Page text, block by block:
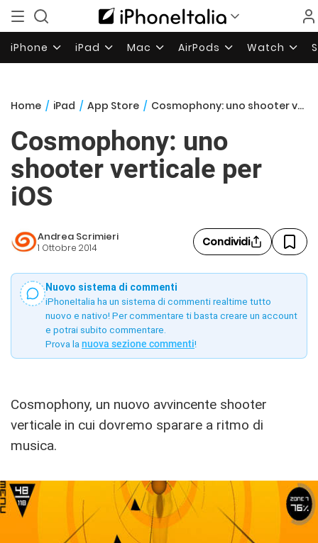
iPhone iPad Mac AirPods Watch
Home / iPad / App Store / Cosmophony: uno shooter verticale per iOS
Cosmophony: uno
shooter verticale per
iOS
Andrea Scrimieri
1 Ottobre 2014 Condividi
Nuovo sistema di commenti
iPhoneItalia ha un sistema di commenti realtime tutto
nuovo e nativo! Per commentare ti basta creare un account
e potrai subito commentare.
Prova la nuova sezione commenti!
Cosmophony, un nuovo avvincente shooter
verticale in cui dovremo sparare a ritmo di
musica.